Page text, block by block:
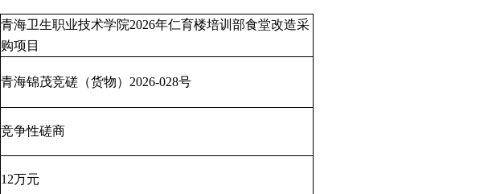
青海卫生职业技术学院2026年仁育楼培训部食堂改造采
购项目
青海锦茂竞磋（货物）2026-028号
竞争性磋商
12万元